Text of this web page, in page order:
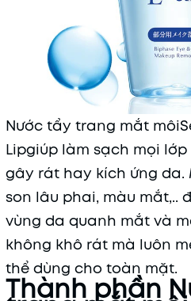
Nước tẩy trang mắt
Lipgiúp làm sạch mọi
gây rát hay kích ứng da.
son lâu phai, màu mắt,..
vùng da quanh mắt và
không khô rát mà luôn
thể dùng cho toàn mặt.
Thành phần